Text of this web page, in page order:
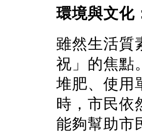
環境與文化
雖然生活質
祝」的焦點
堆肥、使用
時，市民依
能夠幫助市